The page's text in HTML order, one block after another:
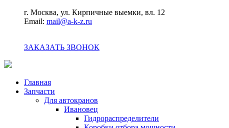
г. Москва, ул. Кирпичные выемки, вл. 12
Email: mail@a-k-z.ru
ЗАКАЗАТЬ ЗВОНОК
Главная
Запчасти
Для автокранов
Ивановец
Гидрораспределители